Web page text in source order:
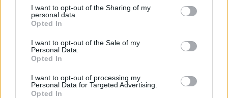
not limited to your visit or usage behaviour. You may click to
grant or deny consent to Google and its third-party tags to
use your data for below specified purposes in below Google
consent section.
I want to opt-out of the Sharing of my
personal data.
Opted In
I want to opt-out of the Sale of my
Personal Data.
Opted In
I want to opt-out of processing my
Personal Data for Targeted Advertising.
Opted In
után újra együtt zenélhetünk.
Tompagábor Kornél
hív játszani Egerszegre.Hrutka Robi
val is többször
léptünk fel nála különböző fesztiválokon. Mikor
felmerült a Blues Brothers ötlete, rögtön vállalta a
rendezést és azt is, hogy helyet ad a produkciónak.”